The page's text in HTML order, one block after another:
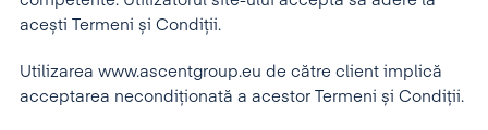
acești Termeni și Condiții.
Utilizarea www.ascentgroup.eu de către client implică
acceptarea necondiționată a acestor Termeni și Condiții.